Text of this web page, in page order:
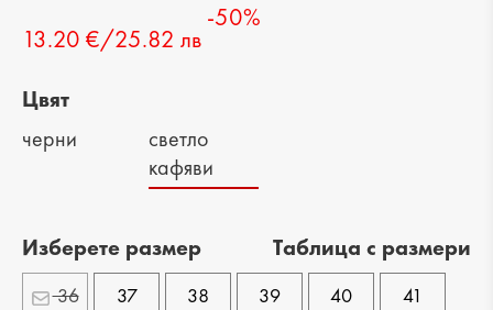
13.20 €/25.82 лв
-50%
Цвят
черни
светло
кафяви
Изберете размер Tаблица с размери
36 37 38 39 40 41